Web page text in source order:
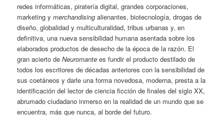
redes informáticas, piratería digital, grandes corporaciones,
marketing ymerchandisingalienantes, biotecnología, drogas de
diseño, globalidad y multiculturalidad, tribus urbanas y, en
definitiva, una nueva sensibilidad humana asentada sobre los
elaborados productos de desecho de la época de la razón. El
gran acierto deNeuromante es fundir el producto destilado de
todos los escritores de décadas anteriores con la sensibilidad de
sus coetáneos y darle una forma novedosa, moderna, presta a la
identificación del lector de ciencia ficción de finales del siglo XX,
abrumado ciudadano inmerso en la realidad de un mundo que se
encuentra, más que nunca, al borde del futuro.